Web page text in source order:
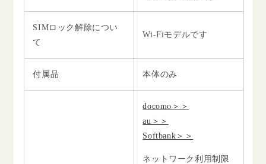
SIMロック解除につい
て
Wi-Fiモデルです
付属品 本体のみ
docomo＞＞
au＞＞
Softbank＞＞
ネットワーク利用制限